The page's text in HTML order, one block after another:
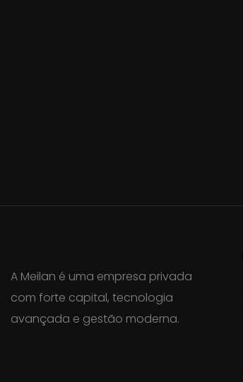
A Meilan é uma empresa privada
com forte capital, tecnologia
avançada e gestão moderna.